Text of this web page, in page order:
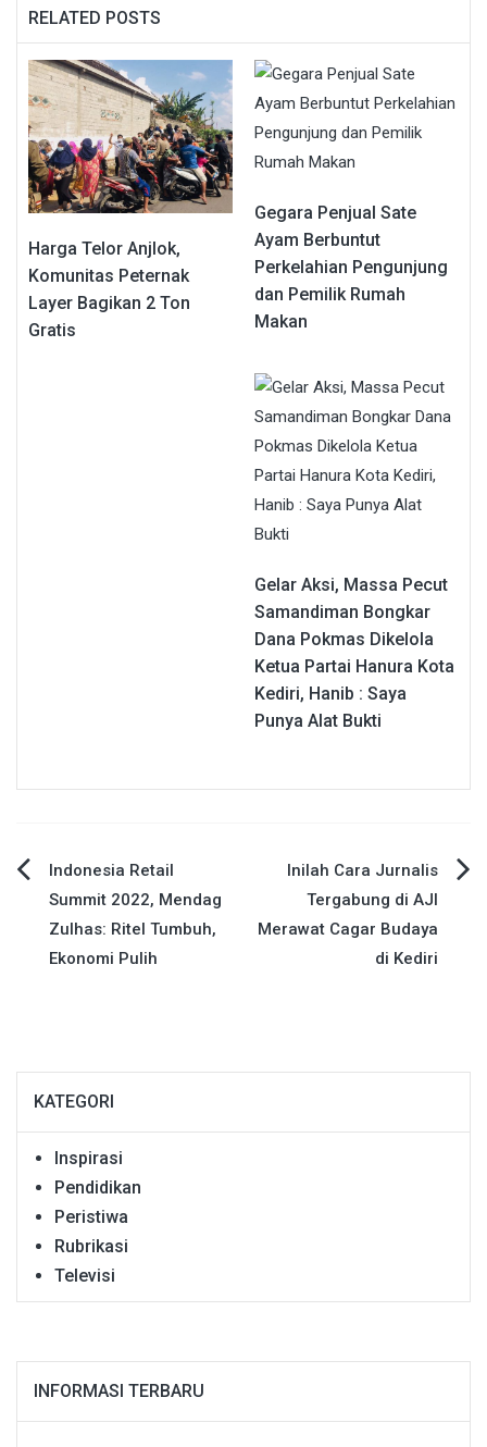
RELATED POSTS
Harga Telor Anjlok,
Komunitas Peternak
Layer Bagikan 2 Ton
Gratis
Gegara Penjual Sate
Ayam Berbuntut
Perkelahian Pengunjung
dan Pemilik Rumah
Makan
Gelar Aksi, Massa Pecut
Samandiman Bongkar
Dana Pokmas Dikelola
Ketua Partai Hanura Kota
Kediri, Hanib : Saya
Punya Alat Bukti
Navigasi
pos
Indonesia Retail
Summit 2022, Mendag
Zulhas: Ritel Tumbuh,
Ekonomi Pulih
Inilah Cara Jurnalis
Tergabung di AJI
Merawat Cagar Budaya
di Kediri
KATEGORI
Inspirasi
Pendidikan
Peristiwa
Rubrikasi
Televisi
INFORMASI TERBARU